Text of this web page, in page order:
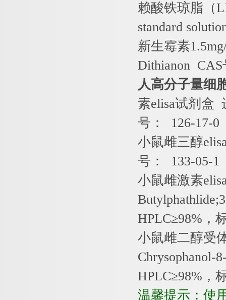
赖酸铁琼脂（
standard
新生霉素
Dithianon CAS
人高分子量细
素elisa试剂盒
号：
126-17-0
小鼠雌三醇
号：
133-05-1
小鼠雌激素
HPLC≥98% ，
小鼠雌二醇受
Chrysophanol-
HPLC≥98% ，
温馨提示：使